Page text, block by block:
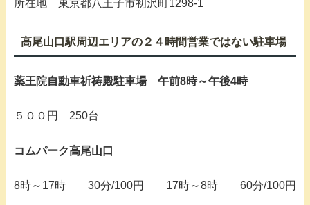
所在地 東京都八王子市初沢町1298-1
高尾山口駅周辺エリアの２４時間営業ではない駐車場
薬王院自動車祈祷殿駐車場 午前8時～午後4時
５００円 250台
コムパーク高尾山口
8時～17時 30分/100円 17時～8時 60分/100円